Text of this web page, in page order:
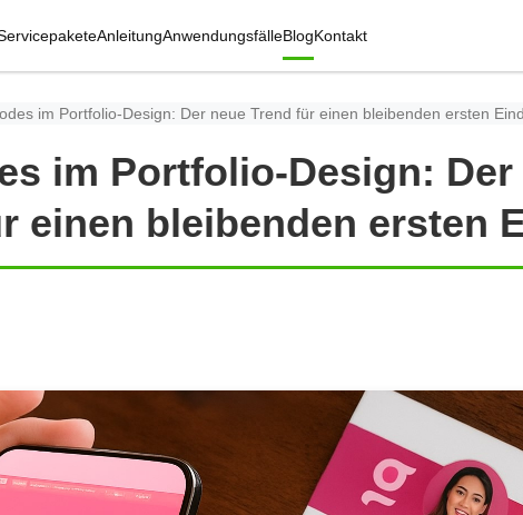
AnleitungAnwendungsfälleBlogKontakt
im Portfolio-Design: Der neue Trend für einen bleibenden ersten
im Portfolio-Design: Der
einen bleibenden ersten